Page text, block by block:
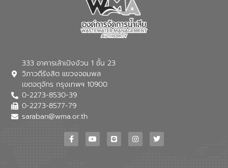
333 อาคารเล้าเป้งง้วน 1 ชั้น 23
วิภาวดีรังสิต แขวงจอมพล
เขตจตุจักร กรุงเทพฯ 10900
0-2273-8530-39
0-2273-8577-79
saraban@wma.or.th